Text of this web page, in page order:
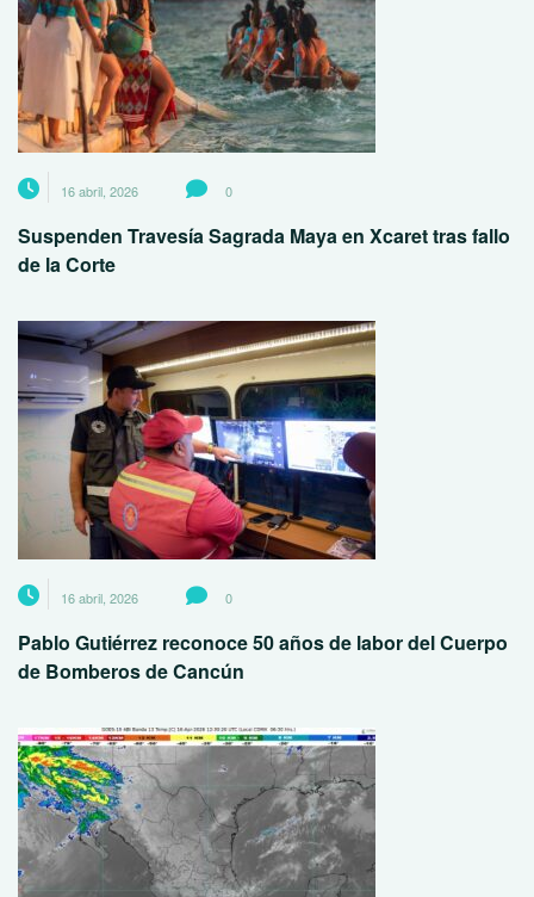
16 abril, 2026 0
Suspenden Travesía Sagrada Maya en Xcaret tras fallo
de la Corte
16 abril, 2026 0
Pablo Gutiérrez reconoce 50 años de labor del Cuerpo
de Bomberos de Cancún